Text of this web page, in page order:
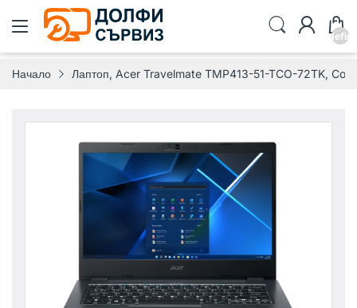
Начало Лаптоп, Acer Travelmate TMP413-51-TCO-72TK,